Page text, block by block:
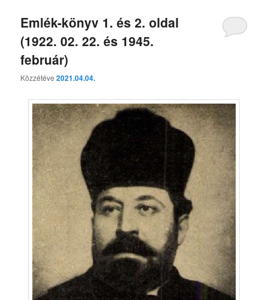
Emlék-könyv 1. és 2. oldal
(1922. 02. 22. és 1945.
február)
Közzétéve2021.04.04.